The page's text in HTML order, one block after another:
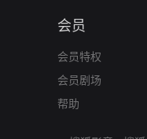
会员
会员特权
会员剧场
帮助